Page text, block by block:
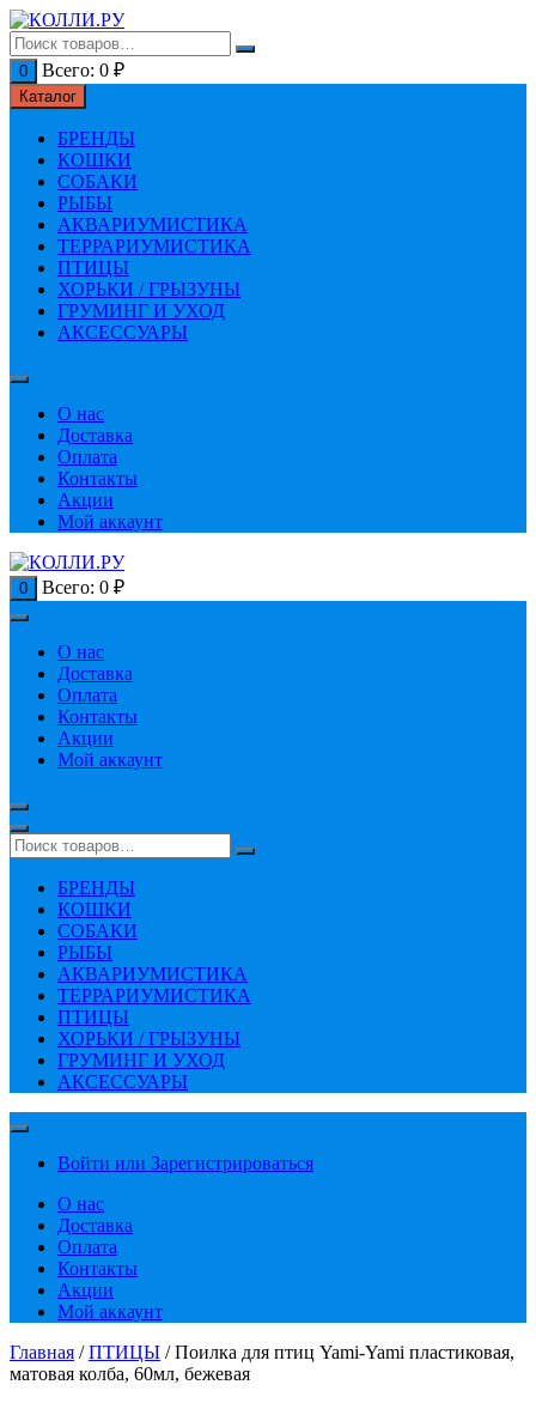
Перейти
к
содержимому
0 Всего: 0 ₽
Каталог
БРЕНДЫ
КОШКИ
СОБАКИ
РЫБЫ
АКВАРИУМИСТИКА
ТЕРРАРИУМИСТИКА
ПТИЦЫ
ХОРЬКИ / ГРЫЗУНЫ
ГРУМИНГ И УХОД
АКСЕССУАРЫ
О нас
Доставка
Оплата
Контакты
Акции
Мой аккаунт
0 Всего: 0 ₽
О нас
Доставка
Оплата
Контакты
Акции
Мой аккаунт
БРЕНДЫ
КОШКИ
СОБАКИ
РЫБЫ
АКВАРИУМИСТИКА
ТЕРРАРИУМИСТИКА
ПТИЦЫ
ХОРЬКИ / ГРЫЗУНЫ
ГРУМИНГ И УХОД
АКСЕССУАРЫ
Войти или Зарегистрироваться
О нас
Доставка
Оплата
Контакты
Акции
Мой аккаунт
Главная /ПТИЦЫ / Поилка для птиц Yami-Yami пластиковая,
матовая колба, 60мл, бежевая